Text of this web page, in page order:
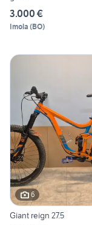
3.000 €
Imola (BO)
6
Giant reign 27.5